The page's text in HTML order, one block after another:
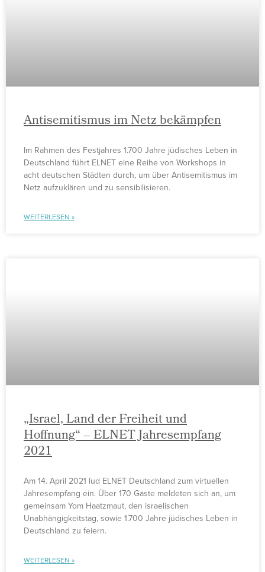
Antisemitismus im Netz bekämpfen
Im Rahmen des Festjahres 1.700 Jahre jüdisches Leben in
Deutschland führt ELNET eine Reihe von Workshops in
acht deutschen Städten durch, um über Antisemitismus im
Netz aufzuklären und zu sensibilisieren.
WEITERLESEN »
„Israel, Land der Freiheit und
Hoffnung“ – ELNET Jahresempfang
2021
Am 14. April 2021 lud ELNET Deutschland zum virtuellen
Jahresempfang ein. Über 170 Gäste meldeten sich an, um
gemeinsam Yom Haatzmaut, den israelischen
Unabhängigkeitstag, sowie 1.700 Jahre jüdisches Leben in
Deutschland zu feiern.
WEITERLESEN »